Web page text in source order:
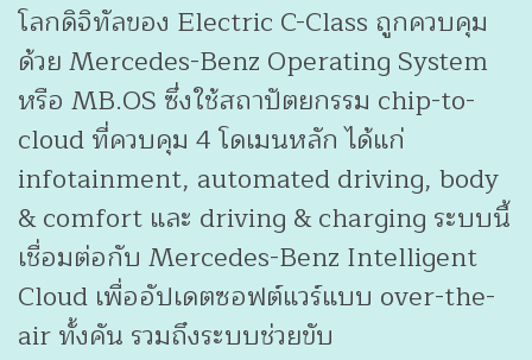
โลกดิจิทัลของ Electric C-Class ถูกควบคุม
ด้วย Mercedes-Benz Operating System
หรือ MB.OS ซึ่งใช้สถาปัตยกรรม chip-to-
cloud ที่ควบคุม 4 โดเมนหลัก ได้แก่
infotainment, automated driving, body
& comfort และ driving & charging ระบบนี้
เชื่อมต่อกับ Mercedes-Benz Intelligent
Cloud เพื่ออัปเดตซอฟต์แวร์แบบ over-the-
air ทั้งคัน รวมถึงระบบช่วยขับ